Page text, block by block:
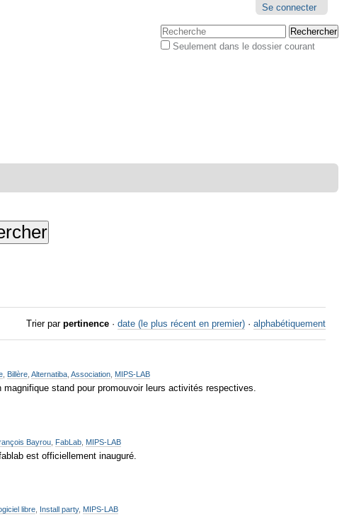
personnels
Se connecter
Chercher par
Seulement dans le dossier courant
Trier par pertinence · date (le plus récent en premier) · alphabétiquement
Billère ,Alternatiba ,Association MIPS-LAB
stand pour promouvoir leurs activités respectives.
Bayrou, FabLab, MIPS-LAB
est officiellement inauguré.
libre, Install party, MIPS-LAB